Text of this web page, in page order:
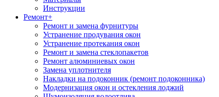
Инструкции
Ремонт+
Ремонт и замена фурнитуры
Устранение продувания окон
Устранение протекания окон
Ремонт и замена стеклопакетов
Ремонт алюминиевых окон
Замена уплотнителя
Накладки на подоконник (ремонт подоконника)
Модернизация окон и остекления лоджий